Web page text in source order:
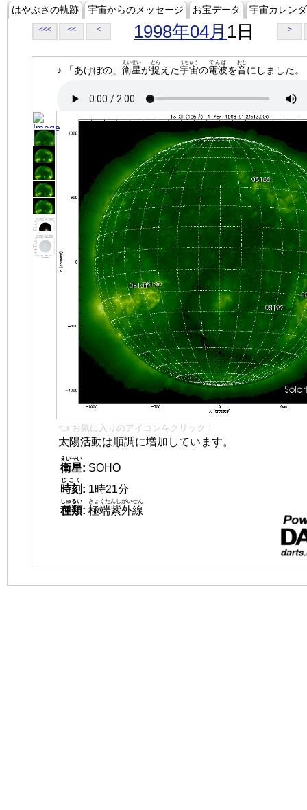
はやぶさの軌跡 宇宙からのメッセージ お宝データ 宇宙カレン
<<< << < 1998年04月 1日 >
♪ 「あけぼの」 衛星
えいせい
が捉
とら
えた宇宙
うちゅう
の電波
でんぱ
を音
おと
にしました。
👈 お気に入りのアイコンをクリック！
太陽活動は順調に増加しています。
衛星
えいせい
: SOHO
時刻
じこく
: 1時21分
種類
しゅるい
: 極端紫外線
きょくたんしがいせん